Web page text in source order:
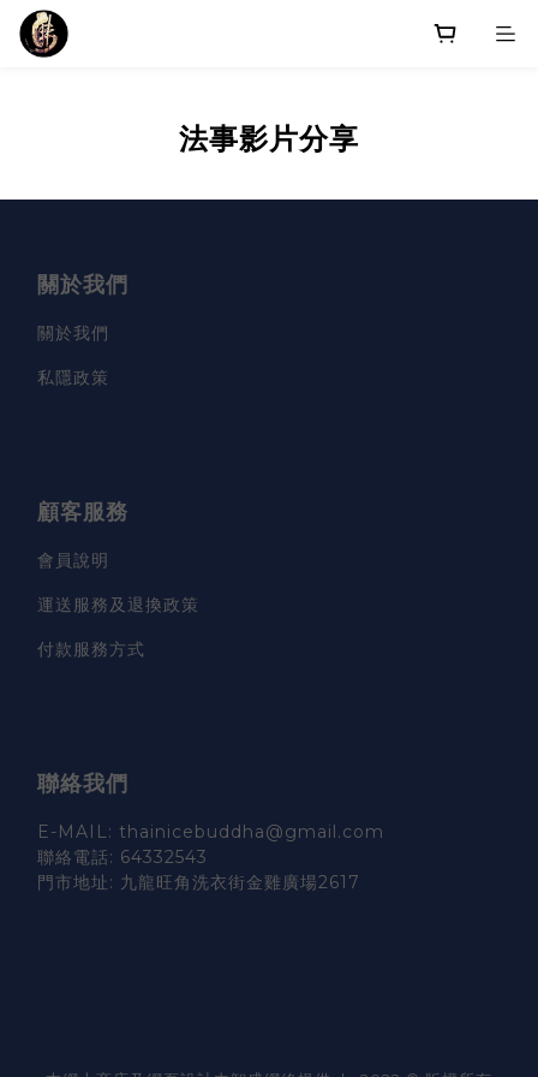
法事影片分享
關於我們
關於我們
私隱政策
顧客服務
會員說明
運送服務及退換政策
付款服務方式
聯絡我們
E-MAIL: thainicebuddha@gmail.com
聯絡電話: 64332543
門市地址: 九龍旺角洗衣街金雞廣場2617